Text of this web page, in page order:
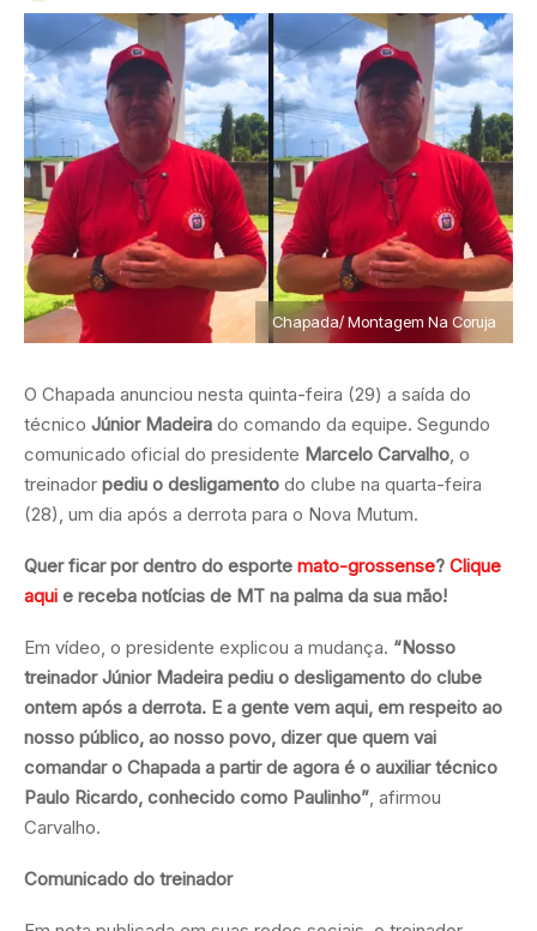
Chapada/ Montagem Na Coruja
O Chapada anunciou nesta quinta-feira (29) a saída do
técnico Júnior Madeira do comando da equipe. Segundo
comunicado oficial do presidente Marcelo Carvalho , o
treinador pediu o desligamento do clube na quarta-feira
(28), um dia após a derrota para o Nova Mutum.
Quer ficar por dentro do esporte mato-grossense? Clique
aqui e receba notícias de MT na palma da sua mão!
Em vídeo, o presidente explicou a mudança. “Nosso
treinador Júnior Madeira pediu o desligamento do clube
ontem após a derrota. E a gente vem aqui, em respeito ao
nosso público, ao nosso povo, dizer que quem vai
comandar o Chapada a partir de agora é o auxiliar técnico
Paulo Ricardo, conhecido como Paulinho” , afirmou
Carvalho.
Comunicado do treinador